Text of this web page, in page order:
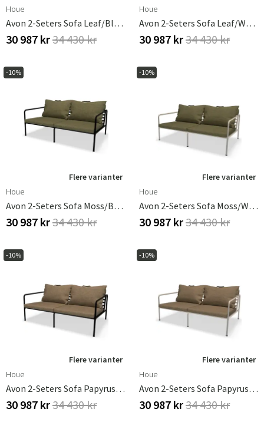
Houe
Avon 2-Seters Sofa Leaf/Black
30 987 kr34 430 kr
Houe
Avon 2-Seters Sofa Leaf/White
30 987 kr34 430 kr
-10%
Flere varianter
Houe
Avon 2-Seters Sofa Moss/Black
30 987 kr34 430 kr
-10%
Flere varianter
Houe
Avon 2-Seters Sofa Moss/White
30 987 kr34 430 kr
-10%
Flere varianter
Houe
Avon 2-Seters Sofa Papyrus/Black
30 987 kr34 430 kr
-10%
Flere varianter
Houe
Avon 2-Seters Sofa Papyrus/White
30 987 kr34 430 kr